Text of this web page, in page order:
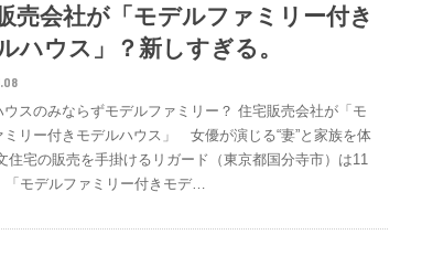
売会社が「モデルファミリー付き
ハウス」？新しすぎる。
ウスのみならずモデルファミリー？ 住宅販売会社が「モ
ミリー付きモデルハウス」 女優が演じる“妻”と家族を体
住宅の販売を手掛けるリガード（東京都国分寺市）は11
「モデルファミリー付きモデ…